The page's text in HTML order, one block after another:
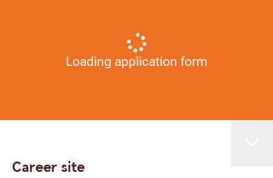
Loading application form
Career site